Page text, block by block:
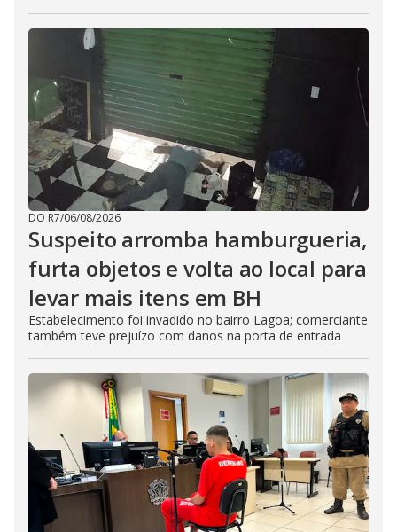
DO R7/06/08/2026
Suspeito arromba hamburgueria,
furta objetos e volta ao local para
levar mais itens em BH
Estabelecimento foi invadido no bairro Lagoa; comerciante
também teve prejuízo com danos na porta de entrada